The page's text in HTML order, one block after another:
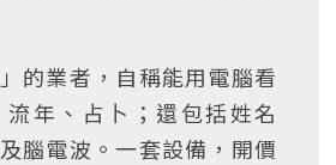
的業者，自稱能用電腦看
年、占卜；還包括姓名
腦電波。一套設備，開價